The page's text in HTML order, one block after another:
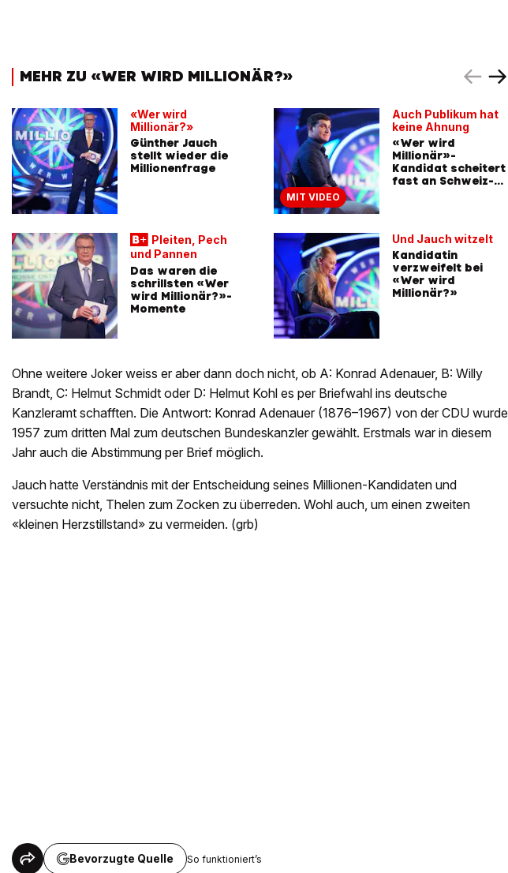
MEHR ZU «WER WIRD MILLIONÄR?»
«Wer wird
Millionär?»
Günther Jauch
stellt wieder die
Millionenfrage
Pleiten, Pech
und Pannen
Das waren die
schrillsten «Wer
wird Millionär?»-
Momente
MIT VIDEO
Auch Publikum hat
keine Ahnung
«Wer wird
Millionär»-
Kandidat scheitert
fast an Schweiz-
Und Jauch witzelt
Kandidatin
verzweifelt bei
«Wer wird
Millionär?»
Ohne weitere Joker weiss er aber dann doch nicht, ob A: Konrad Adenauer, B: Willy
Brandt, C: Helmut Schmidt oder D: Helmut Kohl es per Briefwahl ins deutsche
Kanzleramt schafften. Die Antwort: Konrad Adenauer (1876–1967) von der CDU wurde
1957 zum dritten Mal zum deutschen Bundeskanzler gewählt. Erstmals war in diesem
Jahr auch die Abstimmung per Brief möglich.
Jauch hatte Verständnis mit der Entscheidung seines Millionen-Kandidaten und
versuchte nicht, Thelen zum Zocken zu überreden. Wohl auch, um einen zweiten
«kleinen Herzstillstand» zu vermeiden. (grb)
Bevorzugte Quelle So funktioniert’s